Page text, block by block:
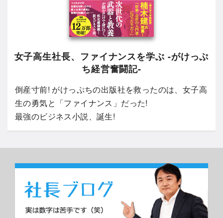
女子高生社長、ファイナンスを学ぶ -がけっぷ
ち経営奮闘記-
倒産寸前! がけっぷちの出版社を救ったのは、女子高
生の勇気と「ファイナンス」だった!
最強のビジネス小説、誕生!